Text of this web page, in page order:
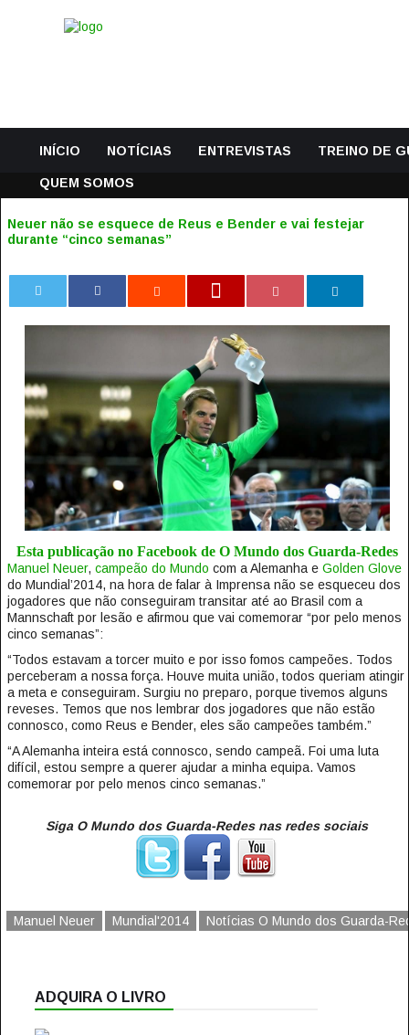
INÍCIO NOTÍCIAS ENTREVISTAS TREINO DE
QUEM SOMOS
Neuer não se esquece de Reus e Bender e vai festejar
durante “cinco semanas”
0
Esta publicação no Facebook de O Mundo dos Guarda-Redes
Manuel Neuer, campeão do Mundo com a Alemanha e Golden Glove
do Mundial’2014, na hora de falar à Imprensa não se esqueceu dos
jogadores que não conseguiram transitar até ao Brasil com a
Mannschaft por lesão e afirmou que vai comemorar “por pelo menos
cinco semanas”:
“Todos estavam a torcer muito e por isso fomos campeões. Todos
perceberam a nossa força. Houve muita união, todos queriam atingir
a meta e conseguiram. Surgiu no preparo, porque tivemos alguns
reveses. Temos que nos lembrar dos jogadores que não estão
connosco, como Reus e Bender, eles são campeões também.”
“A Alemanha inteira está connosco, sendo campeã. Foi uma luta
difícil, estou sempre a querer ajudar a minha equipa. Vamos
comemorar por pelo menos cinco semanas.”
Siga O Mundo dos Guarda-Redes nas redes sociais
Manuel Neuer Mundial'2014 Notícias O Mundo dos Guarda-
ADQUIRA O LIVRO